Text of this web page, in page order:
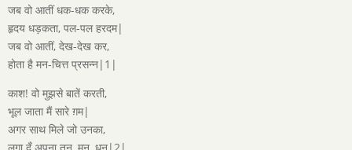
जब वो आतीं धक-धक करके,
हृदय धड़कता, पल-पल हरदम|
जब वो आतीं, देख-देख कर,
होता है मन-चित्त प्रसन्न|1|
काश! वो मुझसे बातें करती,
भूल जाता मैं सारे ग़म|
अगर साथ मिले जो उनका,